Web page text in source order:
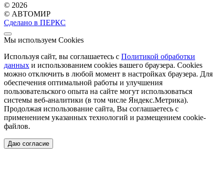
© 2026
© АВТОМИР
Сделано в ПЕРКС
Мы используем Cookies
Используя сайт, вы соглашаетесь с Политикой обработки
данных и использованием cookies вашего браузера. Cookies
можно отключить в любой момент в настройках браузера. Для
обеспечения оптимальной работы и улучшения
пользовательского опыта на сайте могут использоваться
системы веб-аналитики (в том числе Яндекс.Метрика).
Продолжая использование сайта, Вы соглашаетесь с
применением указанных технологий и размещением cookie-
файлов.
Даю согласие